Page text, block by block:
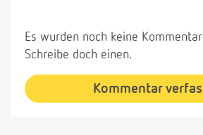
Es wurden noch keine
Schreibe doch einen.
Kommentar